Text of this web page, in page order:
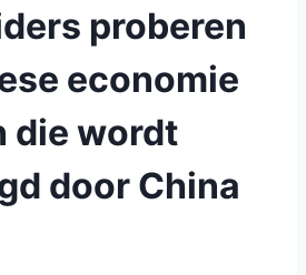
proberen
economie
die wordt
door China